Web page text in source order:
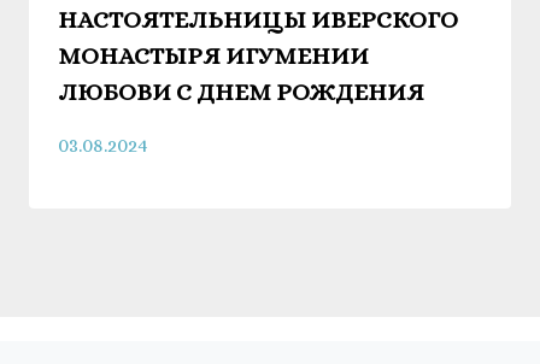
НАСТОЯТЕЛЬНИЦЫ ИВЕРСКОГО
МОНАСТЫРЯ ИГУМЕНИИ
ЛЮБОВИ С ДНЕМ РОЖДЕНИЯ
03.08.2024